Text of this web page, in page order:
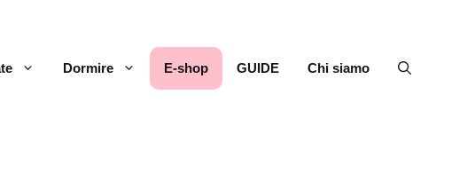
Dormire E-shop GUIDE Chi siamo